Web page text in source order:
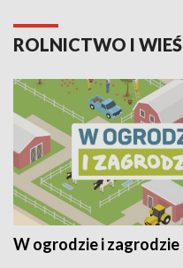
ROLNICTWO I WIEŚ
W ogrodzie i zagrodzie